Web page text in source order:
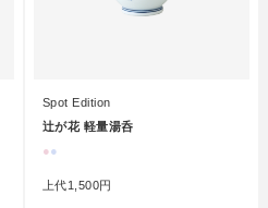
Spot Edition
辻が花 軽量湯呑
●●
上代1,500円